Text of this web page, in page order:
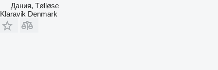
Дания, Tølløse
Klaravik Denmark